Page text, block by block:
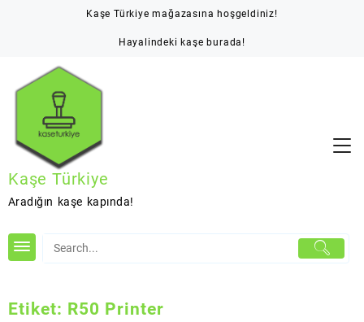
Kaşe Türkiye mağazasına hoşgeldiniz!
Hayalindeki kaşe burada!
Kaşe Türkiye
Aradığın kaşe kapında!
Etiket: R50 Printer